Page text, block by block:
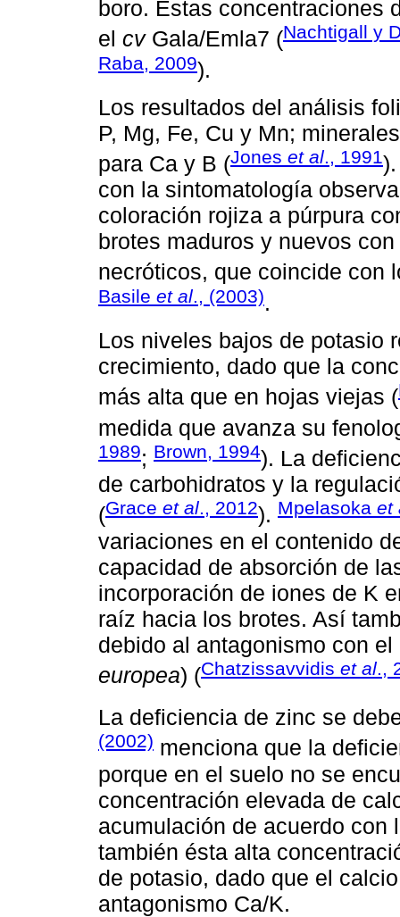
boro. Estas concentraciones
el cvGala/Emla7 (Nachtigall y
Raba, 2009).
Los resultados del análisis
P, Mg, Fe, Cu y Mn;
para Ca y B (Jones et al., 1991
con la sintomatología
coloración rojiza a púrpura
brotes maduros y nuevos
necróticos, que coincide con
Basile et al., (2003).
Los niveles bajos de potasio
crecimiento, dado que la
más alta que en hojas viejas (
medida que avanza su
1989; Brown, 1994). La
de carbohidratos y la
(Grace et al., 2012). Mpelasoka et
variaciones en el contenido
capacidad de absorción de
incorporación de iones de K
raíz hacia los brotes. Así
debido al antagonismo con
europea) (Chatzissavvidis et al .,
La deficiencia de zinc se
(2002) menciona que la
porque en el suelo no se
concentración elevada de
acumulación de acuerdo
también ésta alta
de potasio, dado que el
antagonismo Ca/K.